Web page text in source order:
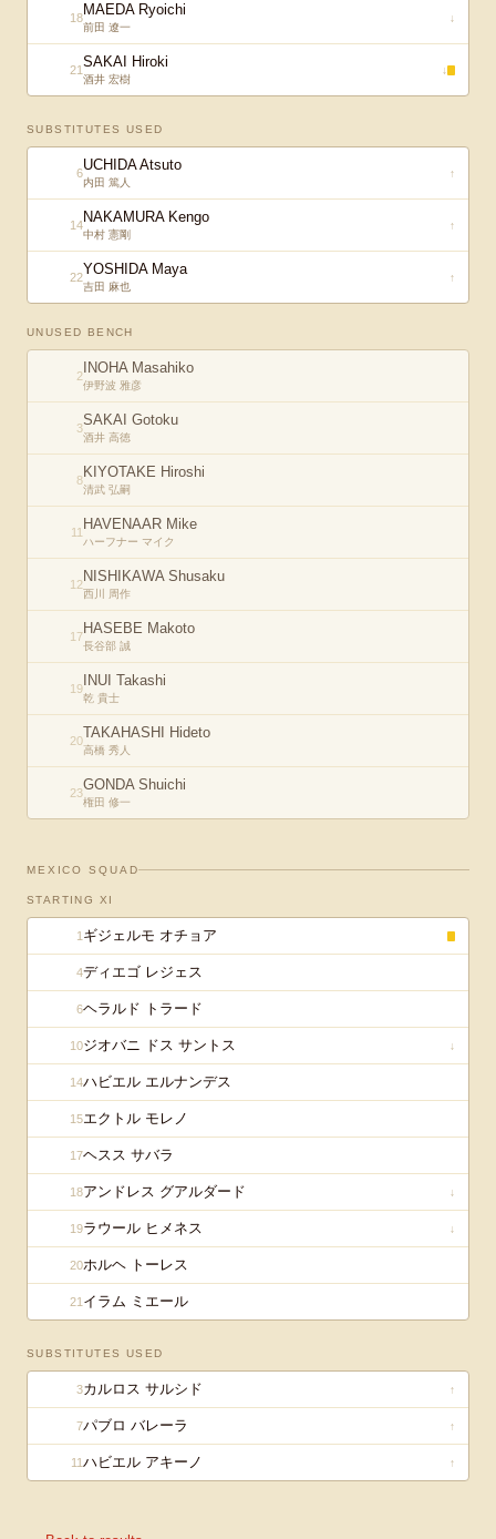
18MAEDA Ryoichi
前田 遼一
↓
21SAKAI Hiroki
酒井 宏樹
↓
SUBSTITUTES USED
6UCHIDA Atsuto
内田 篤人
↑
14NAKAMURA Kengo
中村 憲剛
↑
22YOSHIDA Maya
吉田 麻也
↑
UNUSED BENCH
2 INOHA Masahiko
伊野波 雅彦
3SAKAI Gotoku
酒井 高徳
8KIYOTAKE Hiroshi
清武 弘嗣
11 HAVENAAR Mike
ハーフナー マイク
12NISHIKAWA Shusaku
西川 周作
17HASEBE Makoto
長谷部 誠
19 INUI Takashi
乾 貴士
20TAKAHASHI Hideto
高橋 秀人
23GONDA Shuichi
権田 修一
MEXICO SQUAD
STARTING XI
1 ギジェルモ オチョア
4ディエゴ レジェス
6ヘラルド トラード
10ジオバニ ドス サントス ↓
14ハビエル エルナンデス
15エクトル モレノ
17ヘスス サバラ
18アンドレス グアルダード ↓
19ラウール ヒメネス ↓
20ホルヘ トーレス
21 イラム ミエール
SUBSTITUTES USED
3カルロス サルシド ↑
7パブロ バレーラ ↑
11ハビエル アキーノ ↑